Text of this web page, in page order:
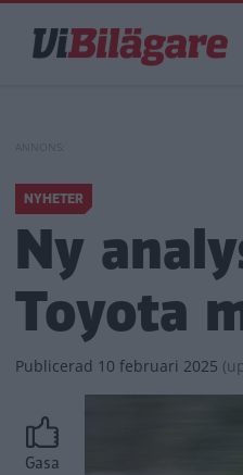
huvudinnehåll
NYHETER
Ny
Toyota
Publicerad 10 februari 2025 (
Gasa